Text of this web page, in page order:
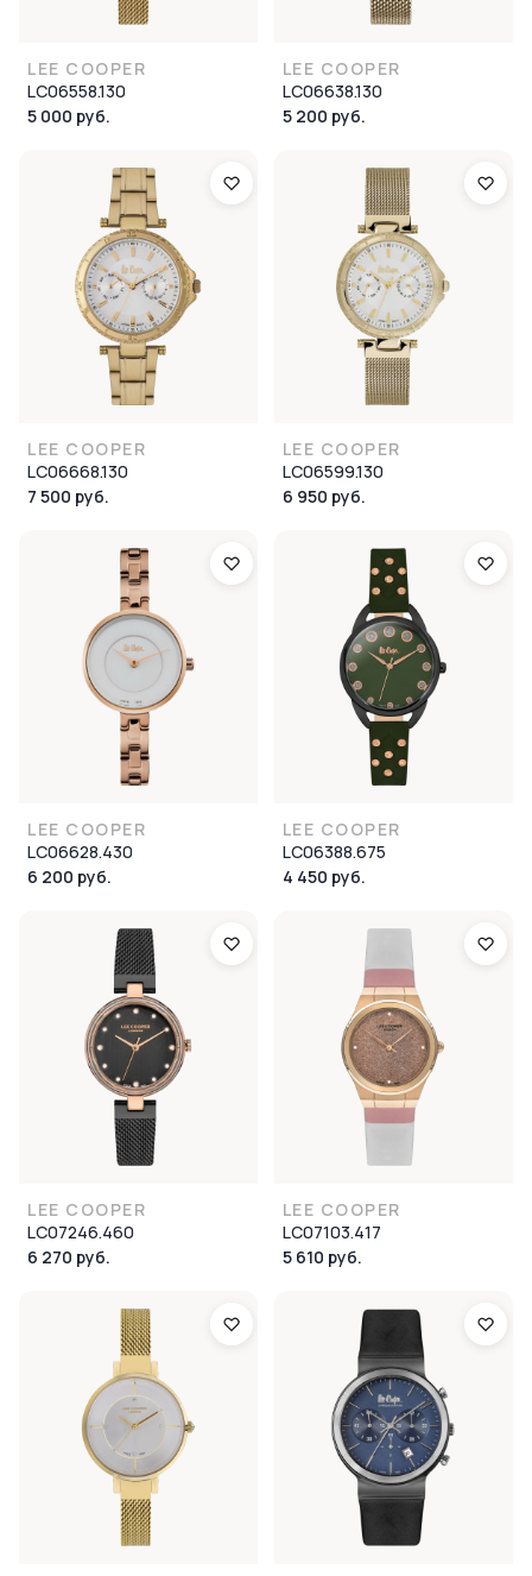
LEE COOPER
LC06558.130
5 000 руб.
LEE COOPER
LC06638.130
5 200 руб.
LEE COOPER
LC06668.130
7 500 руб.
LEE COOPER
LC06599.130
6 950 руб.
LEE COOPER
LC06628.430
6 200 руб.
LEE COOPER
LC06388.675
4 450 руб.
LEE COOPER
LC07246.460
6 270 руб.
LEE COOPER
LC07103.417
5 610 руб.